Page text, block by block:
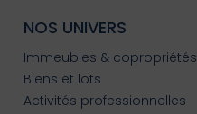
NOS UNIVERS
Immeubles & copropriétés
Biens et lots
Activités professionnelles